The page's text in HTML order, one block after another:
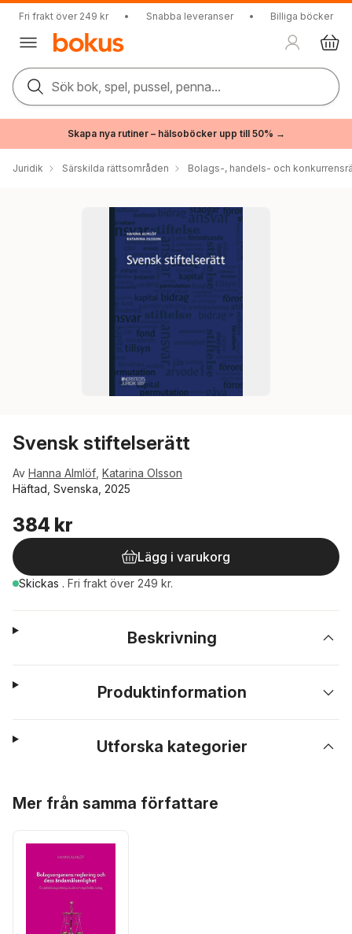
Fri frakt över 249 kr • Snabba leveranser • Billiga böcker
Sök bok, spel, pussel, penna...
Skapa nya rutiner – hälsoböcker upp till 50% →
Juridik Särskilda rättsområden Bolags-, handels- och
Svensk stiftelserätt
Av Hanna Almlöf Katarina Olsson
Häftad, Svenska, 2025
384 kr
Lägg i varukorg
Skickas . Fri frakt över 249 kr.
Beskrivning
Produktinformation
Utforska kategorier
Mer från samma författare